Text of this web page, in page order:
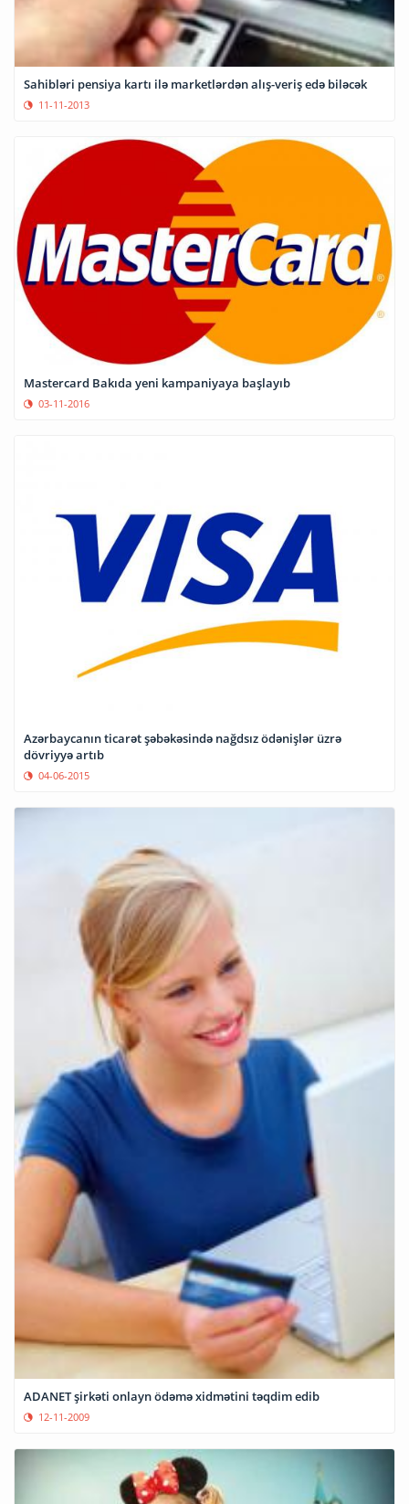
Sahibləri pensiya kartı ilə marketlərdən alış-veriş edə biləcək
11-11-2013
Mastercard Bakıda yeni kampaniyaya başlayıb
03-11-2016
Azərbaycanın ticarət şəbəkəsində nağdsız ödənişlər üzrə
dövriyyə artıb
04-06-2015
ADANET şirkəti onlayn ödəmə xidmətini təqdim edib
12-11-2009